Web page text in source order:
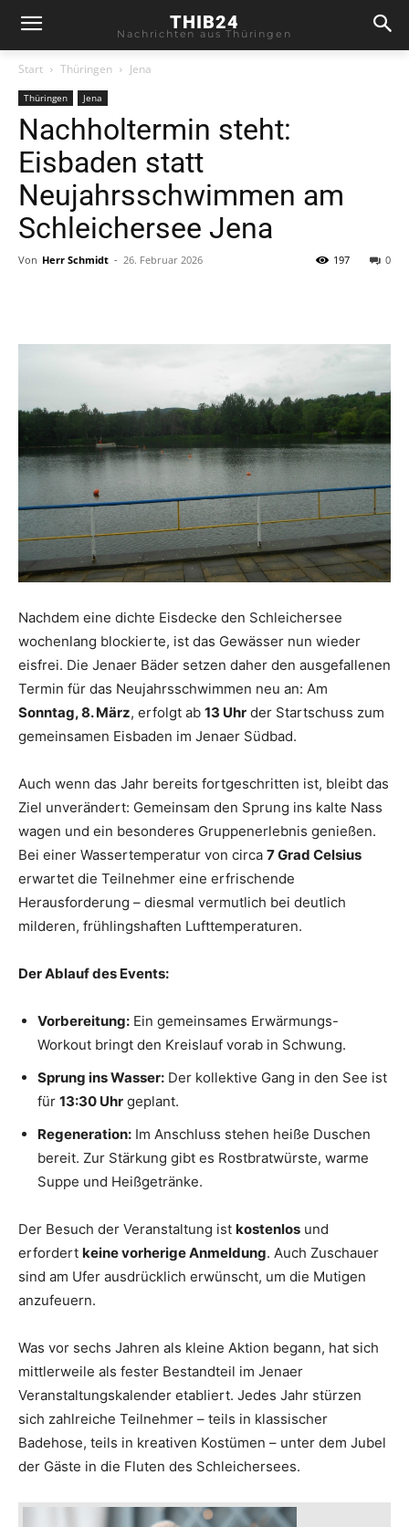
THIB24
Nachrichten aus Thüringen
Start Thüringen Jena
Thüringen Jena
Nachholtermin steht:
Eisbaden statt
Neujahrsschwimmen am
Schleichersee Jena
Von Herr Schmidt - 26. Februar 2026 0
197
Nachdem eine dichte Eisdecke den Schleichersee
wochenlang blockierte, ist das Gewässer nun wieder
eisfrei. Die Jenaer Bäder setzen daher den ausgefallenen
Termin für das Neujahrsschwimmen neu an: Am
Sonntag, 8. März, erfolgt ab 13 Uhr der Startschuss zum
gemeinsamen Eisbaden im Jenaer Südbad.
Auch wenn das Jahr bereits fortgeschritten ist, bleibt das
Ziel unverändert: Gemeinsam den Sprung ins kalte Nass
wagen und ein besonderes Gruppenerlebnis genießen.
Bei einer Wassertemperatur von circa 7 Grad Celsius
erwartet die Teilnehmer eine erfrischende
Herausforderung – diesmal vermutlich bei deutlich
milderen, frühlingshaften Lufttemperaturen.
Der Ablauf des Events:
Vorbereitung: Ein gemeinsames Erwärmungs-
Workout bringt den Kreislauf vorab in Schwung.
Sprung ins Wasser: Der kollektive Gang in den See ist
für 13:30 Uhr geplant.
Regeneration: Im Anschluss stehen heiße Duschen
bereit. Zur Stärkung gibt es Rostbratwürste, warme
Suppe und Heißgetränke.
Der Besuch der Veranstaltung ist kostenlos und
erfordert keine vorherige Anmeldung. Auch Zuschauer
sind am Ufer ausdrücklich erwünscht, um die Mutigen
anzufeuern.
Was vor sechs Jahren als kleine Aktion begann, hat sich
mittlerweile als fester Bestandteil im Jenaer
Veranstaltungskalender etabliert. Jedes Jahr stürzen
sich zahlreiche Teilnehmer – teils in klassischer
Badehose, teils in kreativen Kostümen – unter dem Jubel
der Gäste in die Fluten des Schleichersees.